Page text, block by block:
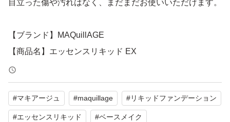
目立った傷や汚れはなく、まだまだお使いいただけます。
【ブランド】MAQuillAGE
【商品名】エッセンスリキッド EX
【カテゴリ】リキッドファンデーション
【商品の状態】目立った傷や汚れなし
2.26.5月購入しました。
#マキアージュ #maquillage #リキッドファンデーション
#エッセンスリキッド #ベースメイク